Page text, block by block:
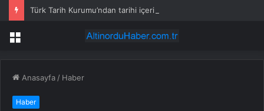
Türk Tarih Kurumu’ndan tarihi içerikler tek platformda
Menü
Anasayfa / Haber
Haber